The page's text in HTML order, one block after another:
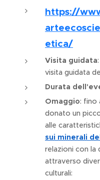
https://
etica/
Visita guidata
visita guidata
Durata
Omaggio: fino
donato un
alle
sui minerali
relazioni con la
attraverso
culturali: